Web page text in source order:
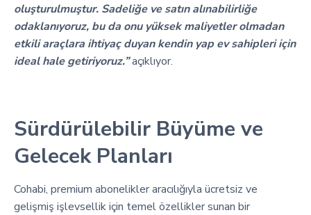
oluşturulmuştur. Sadeliğe ve satın alınabilirliğe
odaklanıyoruz, bu da onu yüksek maliyetler olmadan
etkili araçlara ihtiyaç duyan kendin yap ev sahipleri için
ideal hale getiriyoruz.”açıklıyor.
Sürdürülebilir Büyüme ve
Gelecek Planları
Cohabi, premium abonelikler aracılığıyla ücretsiz ve
gelişmiş işlevsellik için temel özellikler sunan bir